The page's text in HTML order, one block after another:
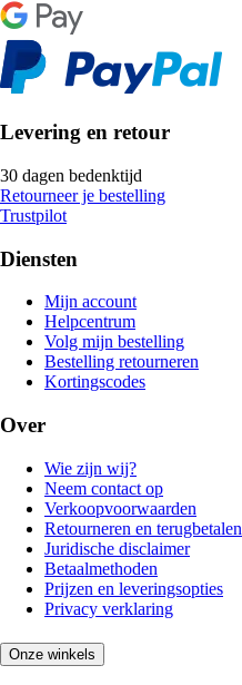
Levering en retour
30 dagen bedenktijd
Retourneer je bestelling
Trustpilot
Diensten
Mijn account
Helpcentrum
Volg mijn bestelling
Bestelling retourneren
Kortingscodes
Over
Wie zijn wij?
Neem contact op
Verkoopvoorwaarden
Retourneren en terugbetalen
Juridische disclaimer
Betaalmethoden
Prijzen en leveringsopties
Privacy verklaring
Onze winkels